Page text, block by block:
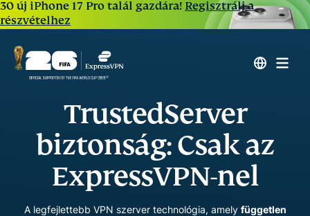
30 új iPhone 17 Pro talál gazdára! Regisztrálj a
részvételhez
TrustedServer
biztonság: Csak az
ExpressVPN-nel
A legfejlettebb VPN szerver technológia, amely független